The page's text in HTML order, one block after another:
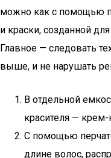
можно как с помощью
и краски, созданной
Главное — следовать
выше, и не нарушать
В отдельной
красителя — крем-
С помощью
длине волос,